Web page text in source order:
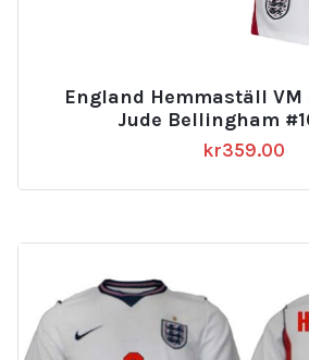
England Hemmaställ VM
Jude Bellingham
kr359.00